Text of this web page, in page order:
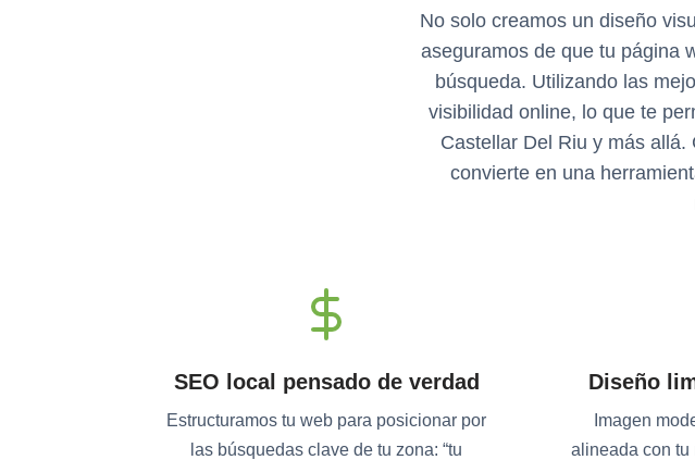
No solo creamos un diseño
aseguramos de que tu página
búsqueda. Utilizando las
visibilidad online, lo que te
Castellar Del Riu y más
convierte en una
SEO local pensado de verdad
Estructuramos tu web para posicionar por
las búsquedas clave de tu zona: “tu
Diseño
Imagen
alineada con tu